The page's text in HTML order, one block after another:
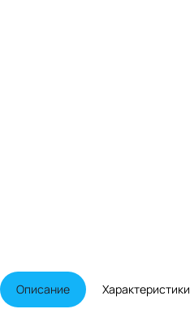
Описание Характеристики